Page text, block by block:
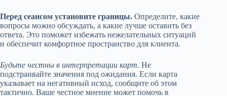
Перед сеансом установите границы. Определите, какие
вопросы можно обсуждать, а какие лучше оставить без
ответа. Это поможет избежать нежелательных ситуаций
и обеспечит комфортное пространство для клиента.
Будьте честны в интерпретации карт. Не
подстраивайте значения под ожидания. Если карта
указывает на негативный исход, сообщите об этом
тактично. Ваше честное мнение может помочь в